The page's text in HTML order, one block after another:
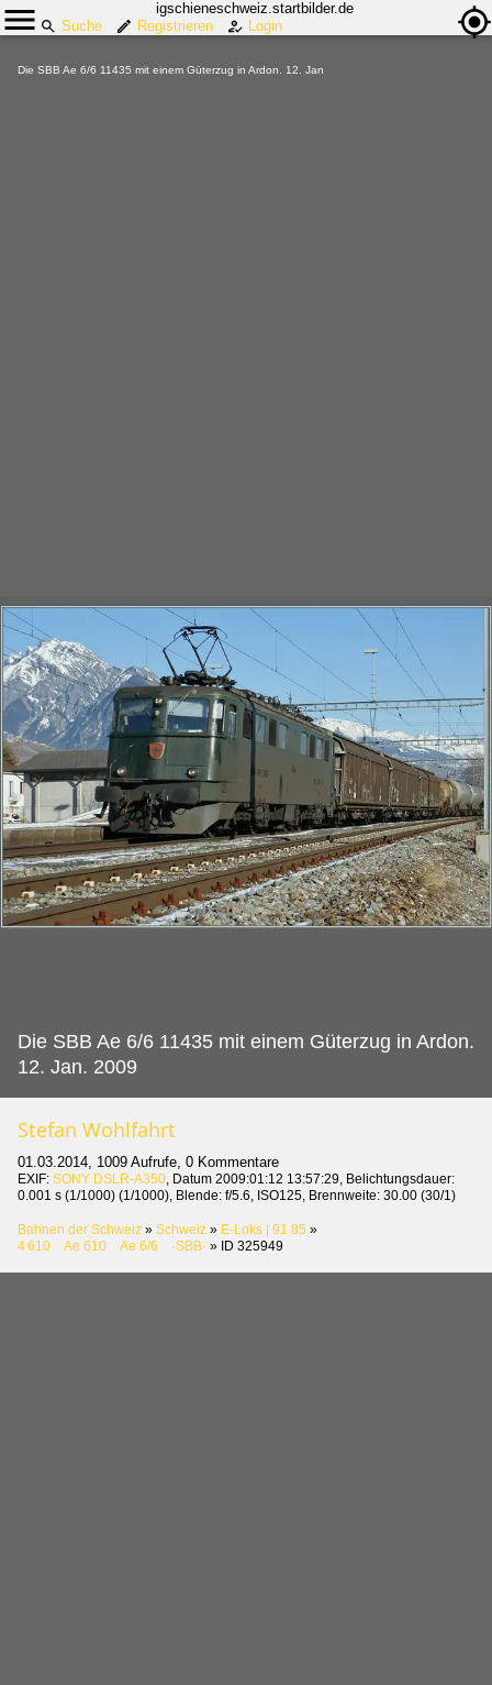
igschieneschweiz.startbilder.de
Suche
Registrieren Login
Die SBB Ae 6/6 11435 mit einem Güterzug in Ardon. 12. Jan
Die SBB Ae 6/6 11435 mit einem Güterzug in Ardon.
12. Jan. 2009
Stefan Wohlfahrt
01.03.2014, 1009 Aufrufe, 0 Kommentare
EXIF: SONY DSLR-A350, Datum 2009:01:12 13:57:29, Belichtungsdauer:
0.001 s (1/1000) (1/1000), Blende: f/5.6, ISO125, Brennweite: 30.00 (30/1)
Bahnen der Schweiz » Schweiz » E-Loks | 91 85 »
4 610 Ae 610 Ae 6/6 ·SBB· » ID 325949